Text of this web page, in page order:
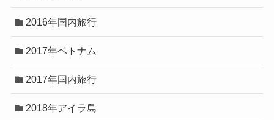
2016年国内旅行
2017年ベトナム
2017年国内旅行
2018年アイラ島